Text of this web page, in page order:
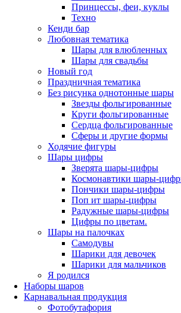
Принцессы, феи, куклы
Техно
Кенди бар
Любовная тематика
Шары для влюбленных
Шары для свадьбы
Новый год
Праздничная тематика
Без рисунка однотонные шары
Звезды фольгированные
Круги фольгированные
Сердца фольгированные
Сферы и другие формы
Ходячие фигуры
Шары цифры
Зверята шары-цифры
Космонавтики шары-
Пончики шары-цифры
Поп ит шары-цифры
Радужные шары-цифры
Цифры по цветам.
Шары на палочках
Самодувы
Шарики для девочек
Шарики для мальчиков
Я родился
Наборы шаров
Карнавальная продукция
Фотобутафория